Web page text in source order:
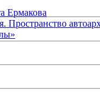
Ермакова
Пространство